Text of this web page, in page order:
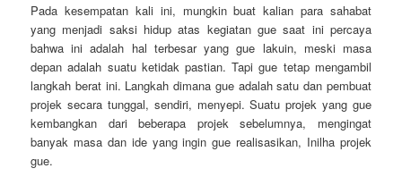
Pada kesempatan kali ini, mungkin buat kalian para sahabat
yang menjadi saksi hidup atas kegiatan gue saat ini percaya
bahwa ini adalah hal terbesar yang gue lakuin, meski masa
depan adalah suatu ketidak pastian. Tapi gue tetap mengambil
langkah berat ini. Langkah dimana gue adalah satu dan pembuat
projek secara tunggal, sendiri, menyepi. Suatu projek yang gue
kembangkan dari beberapa projek sebelumnya, mengingat
banyak masa dan ide yang ingin gue realisasikan, Inilha projek
gue.